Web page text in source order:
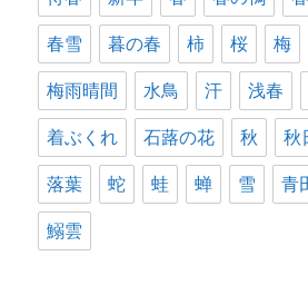
春雪 暮の春 柿 桜 梅
梅雨晴間 水鳥 汗 浅春
着ぶくれ 石蕗の花 秋 秋
落葉 蛇 蛙 蝉 雪 青
鰯雲